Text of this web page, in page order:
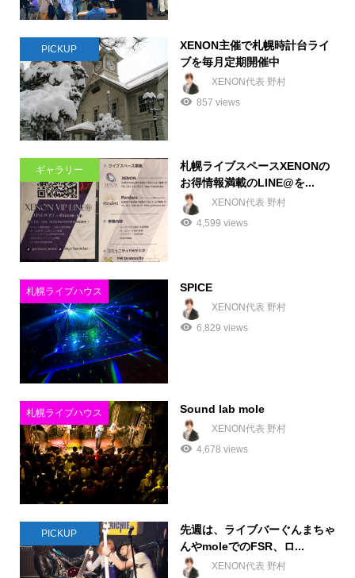
PICKUP
XENON主催で札幌時計台ライ
ブを毎月定期開催中
XENON代表 野村
857 views
ギャラリー
札幌ライブスペースXENONの
お得情報満載のLINE@を...
XENON代表 野村
4,599 views
札幌ライブハウス SPICE
XENON代表 野村
6,829 views
札幌ライブハウス Sound lab mole
XENON代表 野村
4,678 views
PICKUP
先週は、ライブバーぐんまちゃ
んやmoleでのFSR、ロ...
XENON代表 野村